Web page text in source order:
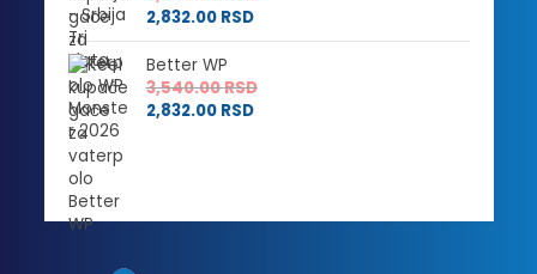
2,832.00 RSD
Better WP
3,540.00RSD
2,832.00 RSD